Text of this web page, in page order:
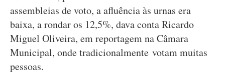
assembleias de voto, a afluência às urnas era
baixa, a rondar os 12,5%, dava conta Ricardo
Miguel Oliveira, em reportagem na Câmara
Municipal, onde tradicionalmente votam muitas
pessoas.